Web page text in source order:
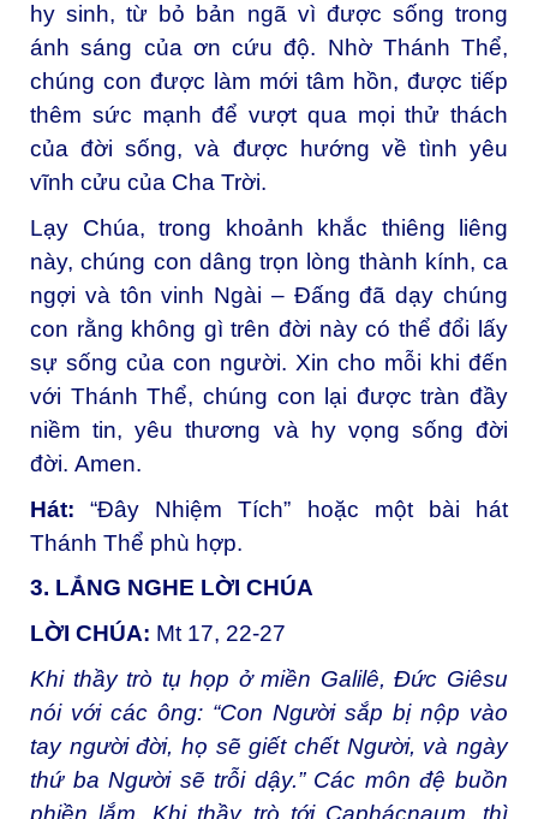
hy sinh, từ bỏ bản ngã vì được sống trong
ánh sáng của ơn cứu độ. Nhờ Thánh Thể,
chúng con được làm mới tâm hồn, được tiếp
thêm sức mạnh để vượt qua mọi thử thách
của đời sống, và được hướng về tình yêu
vĩnh cửu của Cha Trời.
Lạy Chúa, trong khoảnh khắc thiêng liêng
này, chúng con dâng trọn lòng thành kính, ca
ngợi và tôn vinh Ngài – Đấng đã dạy chúng
con rằng không gì trên đời này có thể đổi lấy
sự sống của con người. Xin cho mỗi khi đến
với Thánh Thể, chúng con lại được tràn đầy
niềm tin, yêu thương và hy vọng sống đời
đời. Amen.
Hát:“Đây Nhiệm Tích” hoặc một bài hát
Thánh Thể phù hợp.
3. LẮNG NGHE LỜI CHÚA
LỜI CHÚA: Mt 17, 22-27
Khi thầy trò tụ họp ở miền Galilê, Đức Giêsu
nói với các ông: “Con Người sắp bị nộp vào
tay người đời, họ sẽ giết chết Người, và ngày
thứ ba Người sẽ trỗi dậy.” Các môn đệ buồn
phiền lắm. Khi thầy trò tới Caphácnaum, thì